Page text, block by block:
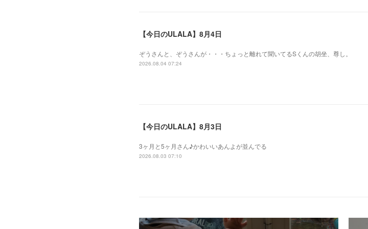
【今日のULALA】8月4日
ぞうさんと、ぞうさんが・・・ちょっと離れて聞いてるSくんの胡坐、尊し。
2026.08.04 07:24
【今日のULALA】8月3日
3ヶ月と5ヶ月さん♪かわいいあんよが並んでる
2026.08.03 07:10